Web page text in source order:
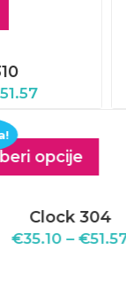
Odaberi
€